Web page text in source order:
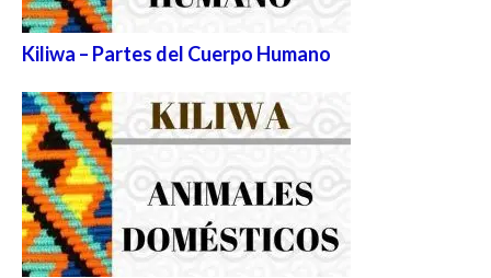
Kiliwa – Partes del Cuerpo Humano